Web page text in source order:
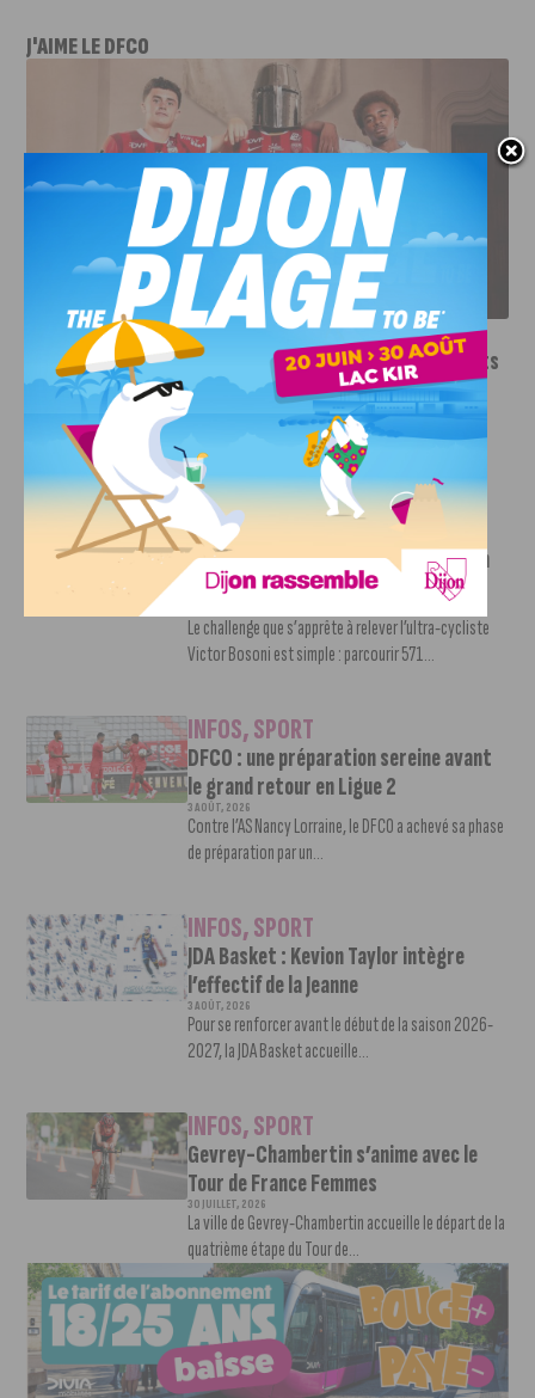
J'AIME LE DFCO
LE DFCO DÉVOILE SES NOUVEAUX MAILLOTS POUR LA
SAISON 2026-2027
INFOS ,SPORT
Le DFCO dévoile ses nouveaux maillots
pour la saison 2026-2027
6 AOÛT, 2026
Le club dijonnais a présenté ses nouveaux maillots
pour son retour en Ligue 2....
INFOS,
Faire le tour de la Côte-d’Or à vélo en
trois jours : le défi de Victor Bosoni
Le challenge que s’apprête à relever l’ultra-cycliste
Victor Bosoni est simple : parcourir 571...
INFOS,SPORT
DFCO : une préparation sereine avant
le grand retour en Ligue 2
3 AOÛT, 2026
Contre l’AS Nancy Lorraine, le DFCO a achevé sa phase
de préparation par un...
INFOS,SPORT
JDA Basket : Kevion Taylor intègre
l’effectif de la Jeanne
3 AOÛT, 2026
Pour se renforcer avant le début de la saison 2026-
2027, la JDA Basket accueille...
INFOS,SPORT
Gevrey-Chambertin s’anime avec le
Tour de France Femmes
30 JUILLET, 2026
La ville de Gevrey-Chambertin accueille le départ de la
quatrième étape du Tour de...